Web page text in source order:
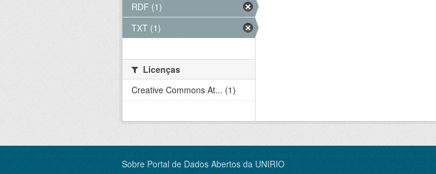
RDF (1)
TXT (1)
Licenças
Creative Commons At... (1)
Sobre Portal de Dados Abertos da UNIRIO